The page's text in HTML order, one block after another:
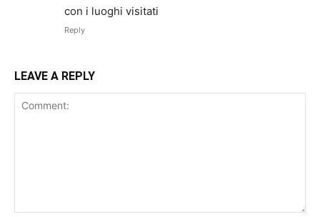
con i luoghi visitati
Reply
LEAVE A REPLY